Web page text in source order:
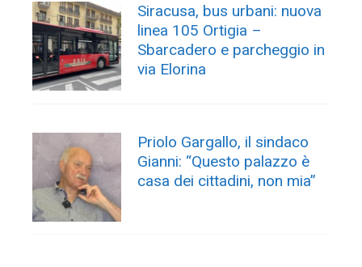
Siracusa, bus urbani: nuova
linea 105 Ortigia –
Sbarcadero e parcheggio in
via Elorina
Priolo Gargallo, il sindaco
Gianni: “Questo palazzo è
casa dei cittadini, non mia”